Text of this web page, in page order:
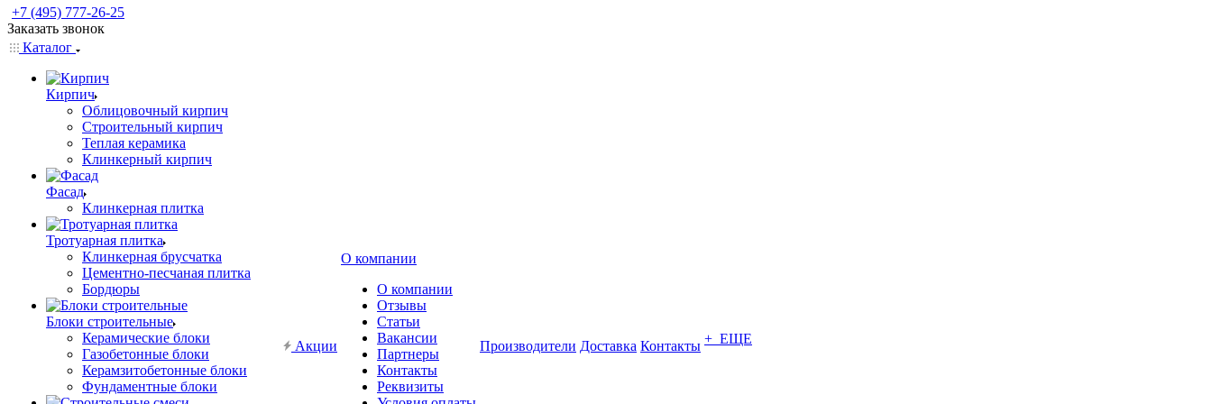
+7 (495) 777-26-25
Заказать звонок
Каталог
Кирпич
Облицовочный кирпич
Строительный кирпич
Теплая керамика
Клинкерный кирпич
Фасад
Клинкерная плитка
Тротуарная плитка
Клинкерная брусчатка
Цементно-песчаная плитка
Бордюры
Блоки строительные
Керамические блоки
Газобетонные блоки
Керамзитобетонные блоки
Фундаментные блоки
Акции
О компании
О компании
Отзывы
Статьи
Вакансии
Партнеры
Контакты
Реквизиты
Производители Доставка Контакты + ЕЩЕ